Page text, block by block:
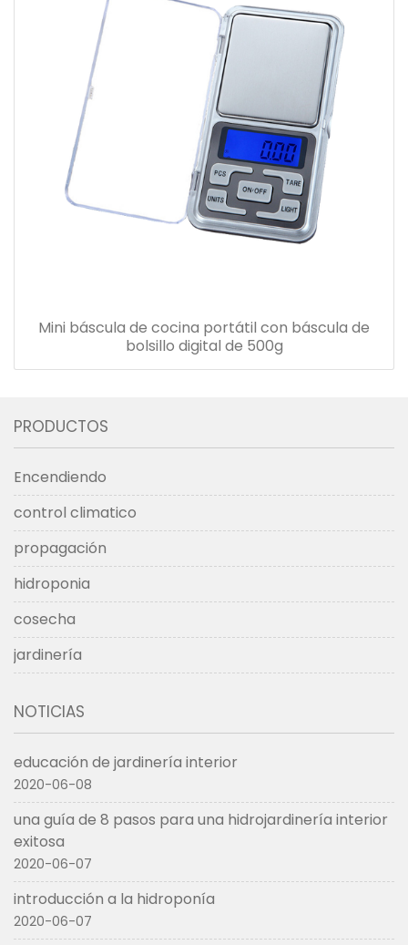
Mini báscula de cocina portátil con báscula de
bolsillo digital de 500g
PRODUCTOS
Encendiendo
control climatico
propagación
hidroponia
cosecha
jardinería
NOTICIAS
educación de jardinería interior
2020-06-08
una guía de 8 pasos para una hidrojardinería interior
exitosa
2020-06-07
introducción a la hidroponía
2020-06-07